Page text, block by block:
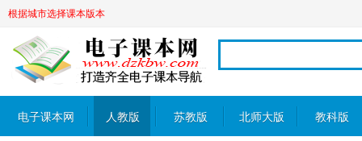
根据城市选择课本版本
电子课本网 人教版 苏教版 北师大版 教科版